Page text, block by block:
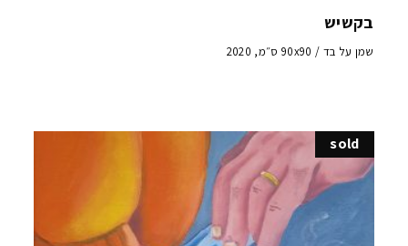
בקשיש
שמן על בד / 90x90 ס״מ, 2020
sold